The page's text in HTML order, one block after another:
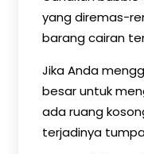
yang diremas-
barang cairan
Jika Anda
besar untuk
ada ruang
terjadinya